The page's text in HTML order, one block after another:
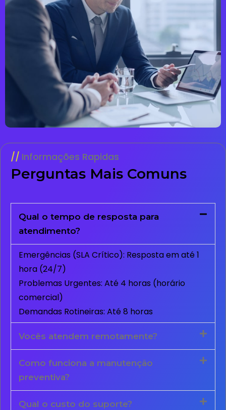
Informações Rapidas
Perguntas Mais Comuns
Qual o tempo de resposta para
atendimento?
Emergências (SLA Crítico): Resposta em até 1
hora (24/7)
Problemas Urgentes: Até 4 horas (horário
comercial)
Demandas Rotineiras: Até 8 horas
Vocês atendem remotamente?
Como funciona a manutenção
preventiva?
Qual o custo do suporte?